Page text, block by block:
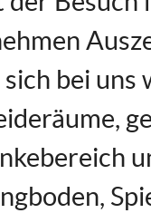
sich bei